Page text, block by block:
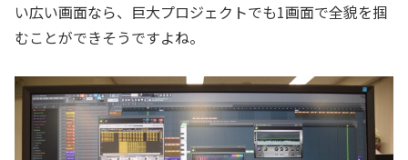
い広い画面なら、巨大プロジェクトでも1画面で全貌を掴
むことができそうですよね。